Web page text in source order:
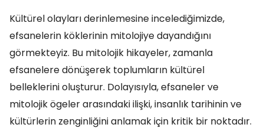
Kültürel olayları derinlemesine incelediğimizde,
efsanelerin köklerinin mitolojiye dayandığını
görmekteyiz. Bu mitolojik hikayeler, zamanla
efsanelere dönüşerek toplumların kültürel
belleklerini oluşturur. Dolayısıyla, efsaneler ve
mitolojik ögeler arasındaki ilişki, insanlık tarihinin ve
kültürlerin zenginliğini anlamak için kritik bir noktadır.